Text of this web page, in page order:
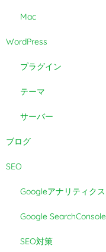
Mac
WordPress
プラグイン
テーマ
サーバー
ブログ
SEO
Googleアナリティクス
Google SearchConsole
SEO対策